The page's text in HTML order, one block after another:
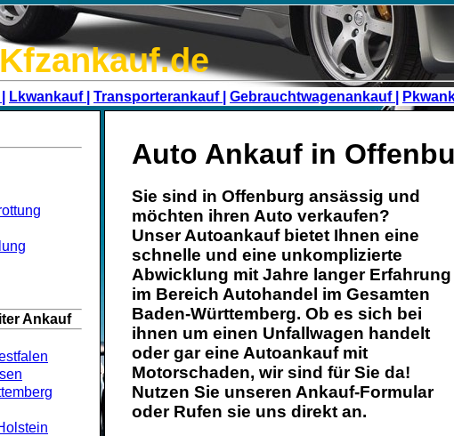
Lkwankauf | Transporterankauf | Gebrauchtwagenankauf |
Ankauf
Auto Ankauf in
Sie sind in Offenburg ansässig und
möchten ihren Auto verkaufen?
UnserAutoankaufbietet Ihnen eine
schnelle und eine unkomplizierte
Abwicklung mit Jahre langer Erfahrung
im Bereich Autohandel im Gesamten
Baden-Württemberg. Ob es sich bei
ihnen um einen Unfallwagen handelt
oder gar eine Autoankauf mit
Motorschaden, wir sind für Sie da!
Nutzen Sie unseren Ankauf-Formular
oder Rufen sie uns direkt an.